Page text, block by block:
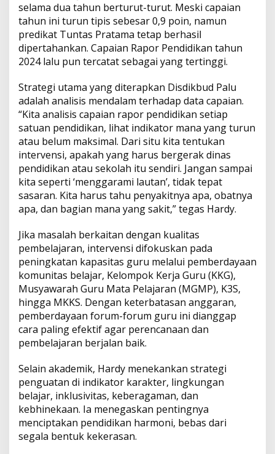
selama dua tahun berturut-turut. Meski capaian
tahun ini turun tipis sebesar 0,9 poin, namun
predikat Tuntas Pratama tetap berhasil
dipertahankan. Capaian Rapor Pendidikan tahun
2024 lalu pun tercatat sebagai yang tertinggi.
Strategi utama yang diterapkan Disdikbud Palu
adalah analisis mendalam terhadap data capaian.
“Kita analisis capaian rapor pendidikan setiap
satuan pendidikan, lihat indikator mana yang turun
atau belum maksimal. Dari situ kita tentukan
intervensi, apakah yang harus bergerak dinas
pendidikan atau sekolah itu sendiri. Jangan sampai
kita seperti ‘menggarami lautan’, tidak tepat
sasaran. Kita harus tahu penyakitnya apa, obatnya
apa, dan bagian mana yang sakit,” tegas Hardy.
Jika masalah berkaitan dengan kualitas
pembelajaran, intervensi difokuskan pada
peningkatan kapasitas guru melalui pemberdayaan
komunitas belajar, Kelompok Kerja Guru (KKG),
Musyawarah Guru Mata Pelajaran (MGMP), K3S,
hingga MKKS. Dengan keterbatasan anggaran,
pemberdayaan forum-forum guru ini dianggap
cara paling efektif agar perencanaan dan
pembelajaran berjalan baik.
Selain akademik, Hardy menekankan strategi
penguatan di indikator karakter, lingkungan
belajar, inklusivitas, keberagaman, dan
kebhinekaan. Ia menegaskan pentingnya
menciptakan pendidikan harmoni, bebas dari
segala bentuk kekerasan.